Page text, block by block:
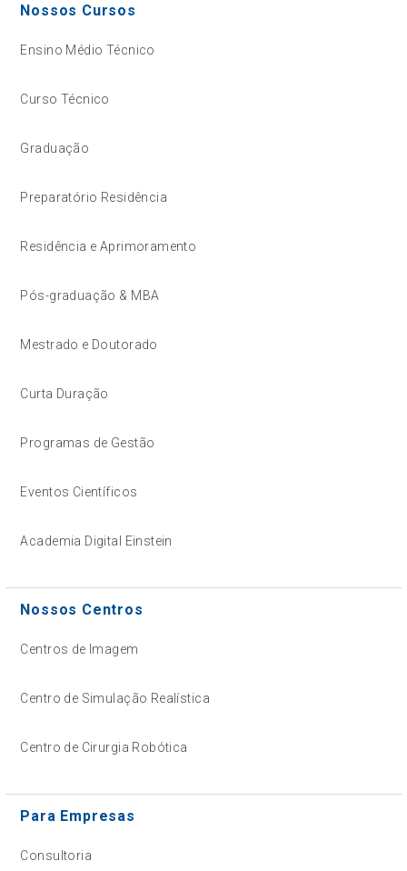
Nossos Cursos
Ensino Médio Técnico
Curso Técnico
Graduação
Preparatório Residência
Residência e Aprimoramento
Pós-graduação & MBA
Mestrado e Doutorado
Curta Duração
Programas de Gestão
Eventos Científicos
Academia Digital Einstein
Nossos Centros
Centros de Imagem
Centro de Simulação Realística
Centro de Cirurgia Robótica
Para Empresas
Consultoria